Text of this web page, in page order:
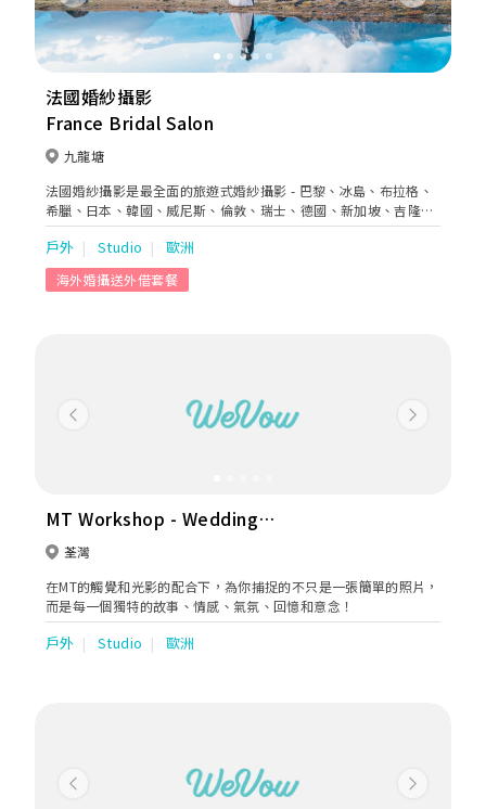
法國婚紗攝影
France Bridal Salon
九龍塘
法國婚紗攝影是最全面的旅遊式婚紗攝影 - 巴黎、冰島、布拉格、
希臘、日本、韓國、威尼斯、倫敦、瑞士、德國、新加坡、吉隆
坡、檳城、上海、北京、台灣、香港、澳門… 法國婚紗攝影致力提
供最優質的Pre-Wedding 服務，為新人精心挑選最合適的本地及海
外婚紗拍攝地點，奉上唯美的攝影之旅。
戶外 Studio 歐洲
海外婚攝送外借套餐
Previous Next
MT Workshop - Wedding
Photographer 婚禮攝影
荃灣
在MT的觸覺和光影的配合下，為你捕捉的不只是一張簡單的照片，
而是每一個獨特的故事、情感、氣氛、回憶和意念！
戶外 Studio 歐洲
Previous Next